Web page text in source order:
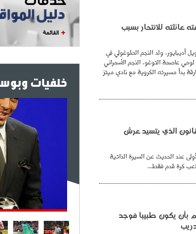
عائلته للانتحار بسبب
أديبايور، ولد النجم الطوغولي في
عام 1984 في لومي عاصمة التوغو، النجم الأسمراني
بدأ مسيرته الكروية مع نادي ميتز
الذي يتسيد عرش
عند الحديث عن السيرة الذاتية
كرة قدم فقط...
بأن يكون طبيبا فوجد
القائمة
خلفيات